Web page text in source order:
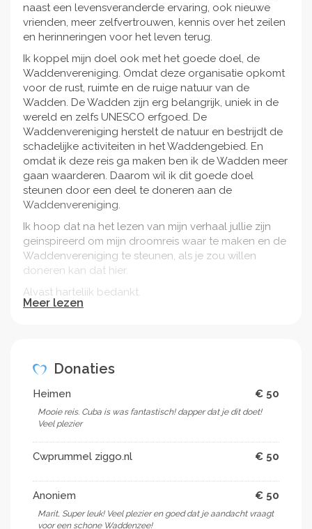
naast een levensveranderde ervaring, ook nieuwe
vrienden, meer zelfvertrouwen, kennis over het zeilen
en herinneringen voor het leven terug.
Ik koppel mijn doel ook met het goede doel, de
Waddenvereniging. Omdat deze organisatie opkomt
voor de rust, ruimte en de ruige natuur van de
Wadden. De Wadden zijn erg belangrijk, uniek in de
wereld en zelfs UNESCO erfgoed. De
Waddenvereniging herstelt de natuur en bestrijdt de
schadelijke activiteiten in het Waddengebied. En
omdat ik deze reis ga maken ben ik de Wadden meer
gaan waarderen. Daarom wil ik dit goede doel
steunen door een deel te doneren aan de
Waddenvereniging.
Ik hoop dat na het lezen van mijn verhaal jullie zijn
geinspireerd om mijn droomreis waar te maken en de
Waddenvereniging te steunen, als je zou willen
doneren kan dat hier.
Alvast hartelijk bedankt,
Meer lezen
Donaties
Heimen € 50
Mooie reis. Cuba is was fantastisch! dapper dat je dit doet!
Veel plezier
Cwprummel ziggo.nl € 50
Anoniem € 50
Marit, Super leuk! Veel plezier en goed dat je aandacht vraagt
voor een schone Waddenzee!